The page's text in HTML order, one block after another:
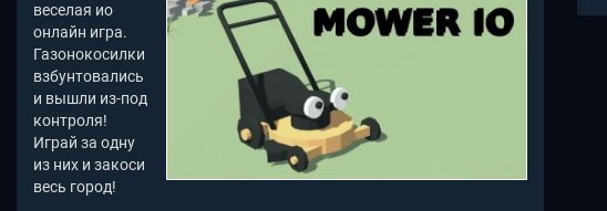
веселая ио
онлайн игра.
Газонокосилки
взбунтовались
и вышли из-под
контроля!
Играй за одну
из них и закоси
весь город!